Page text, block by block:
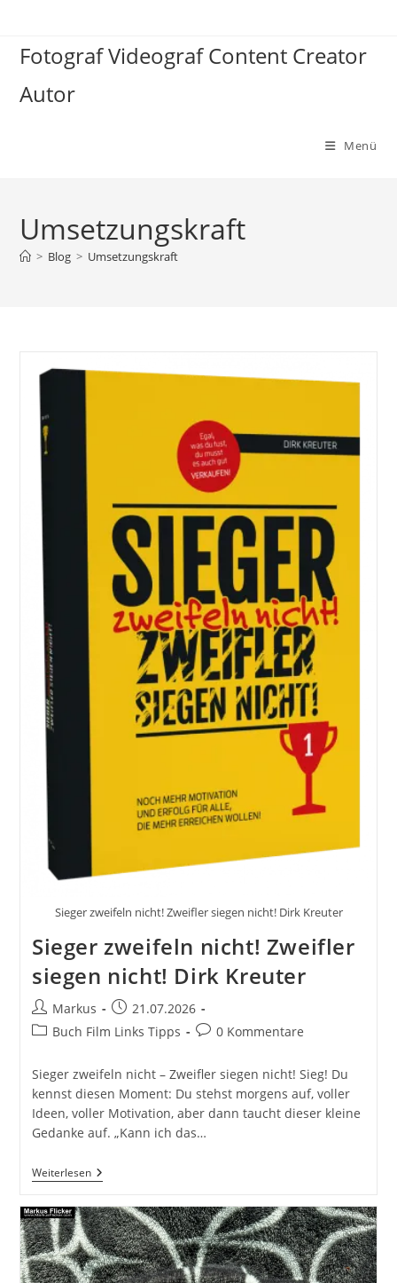
springen
Fotograf Videograf Content Creator
Autor
Menü
Umsetzungskraft
> Blog > Umsetzungskraft
Sieger zweifeln nicht! Zweifler siegen nicht! Dirk Kreuter
Sieger zweifeln nicht! Zweifler
siegen nicht! Dirk Kreuter
Beitrags-
Autor:
Markus
Beitrag
veröffentlicht:
21.07.2026
Beitrags-
Buch Film Links Tipps
Beitrags-
0 Kommentare
Sieger zweifeln nicht – Zweifler siegen nicht! Sieg! Du
kennst diesen Moment: Du stehst morgens auf, voller
Ideen, voller Motivation, aber dann taucht dieser kleine
Gedanke auf. „Kann ich das…
WeiterlesenSieger
Zweifeln
Zweifler
Siegen
Nicht!
Dirk
Kreuter